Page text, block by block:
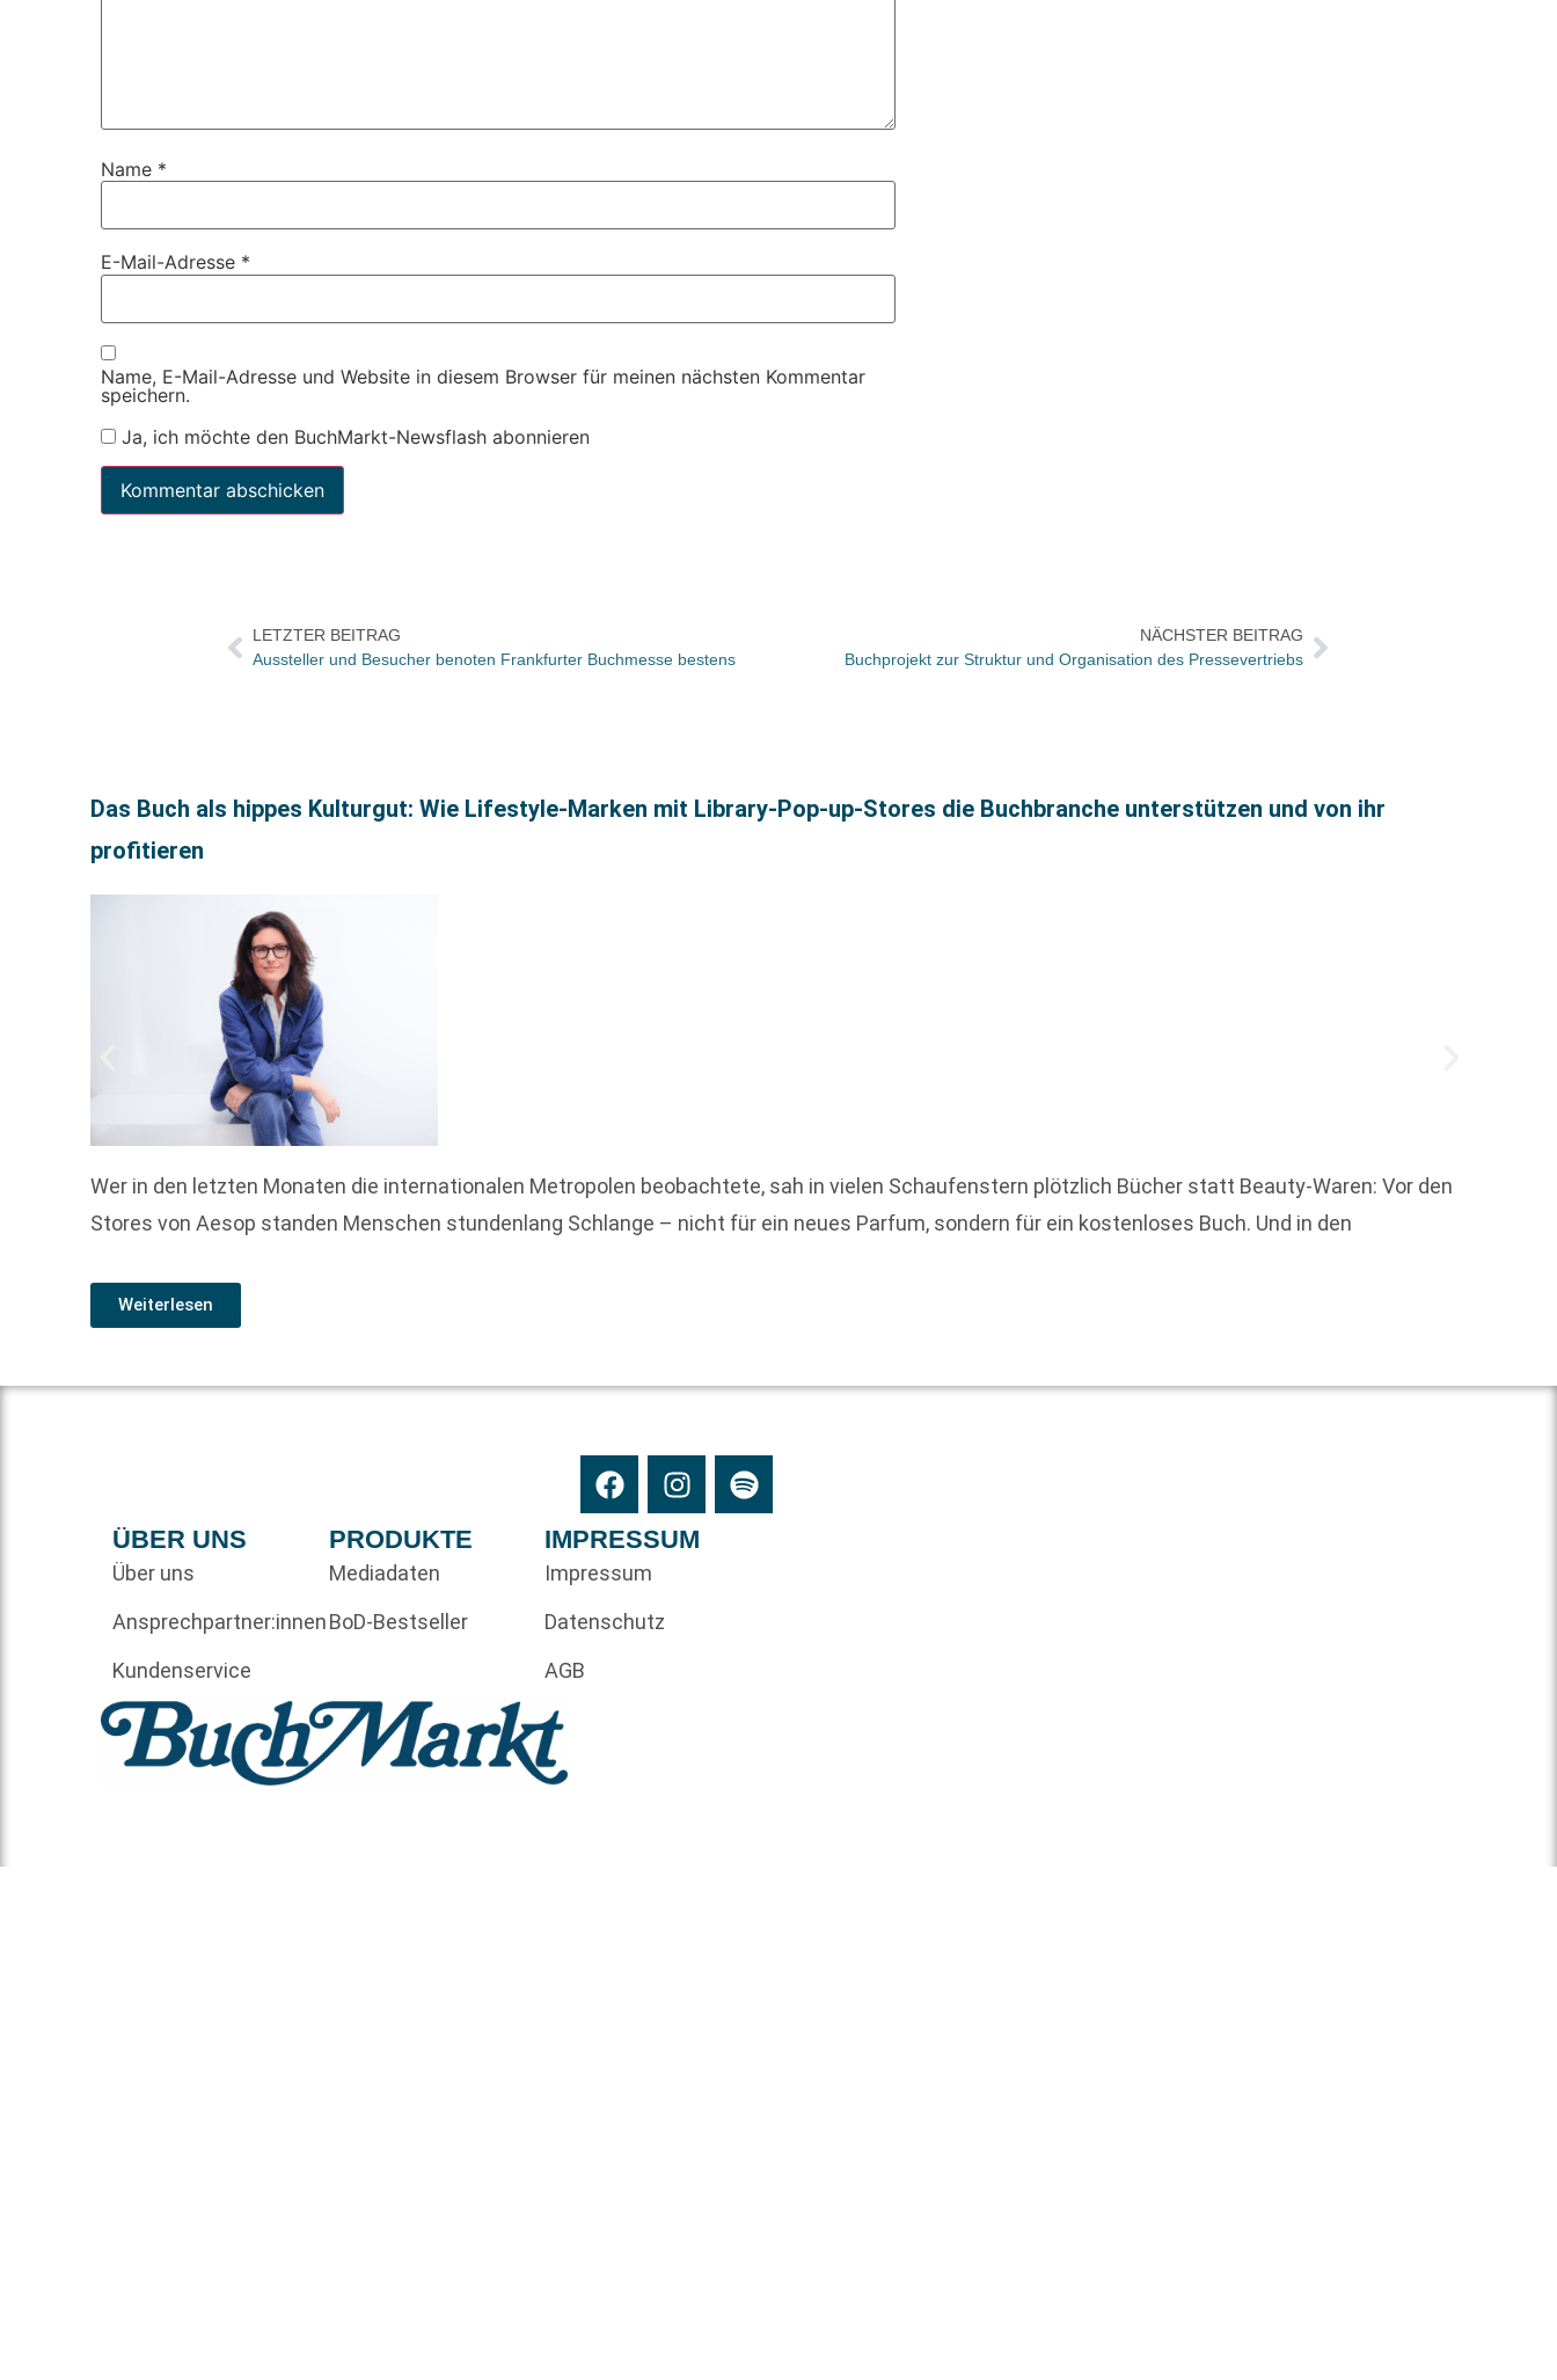
Name *
E-Mail-Adresse *
Name, E-Mail-Adresse und Website in diesem Browser für meinen nächsten Kommentar
speichern.
Ja, ich möchte den BuchMarkt-Newsflash abonnieren
LETZTER BEITRAG
Aussteller und Besucher benoten Frankfurter Buchmesse bestens
NÄCHSTER BEITRAG
Buchprojekt zur Struktur und Organisation des Pressevertriebs
Das Buch als hippes Kulturgut: Wie Lifestyle-Marken mit Library-Pop-up-Stores die Buchbranche unterstützen und von ihr
profitieren
Wer in den letzten Monaten die internationalen Metropolen beobachtete, sah in vielen Schaufenstern plötzlich Bücher statt Beauty-Waren: Vor den
Stores von Aesop standen Menschen stundenlang Schlange – nicht für ein neues Parfum, sondern für ein kostenloses Buch. Und in den
Weiterlesen
ÜBER UNS
Über uns
Ansprechpartner:innen
Kundenservice
PRODUKTE
Mediadaten
BoD-Bestseller
IMPRESSUM
Impressum
Datenschutz
AGB